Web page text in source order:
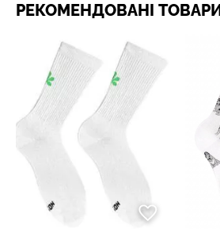
РЕКОМЕНДОВАНІ ТОВАРИ